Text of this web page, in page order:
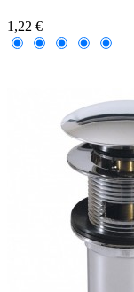
1,22 €